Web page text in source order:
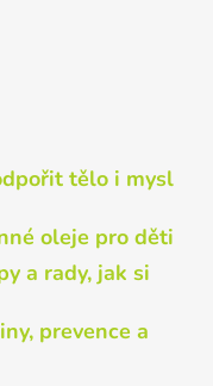
tělo i mysl
oleje pro děti
a rady, jak si
prevence a